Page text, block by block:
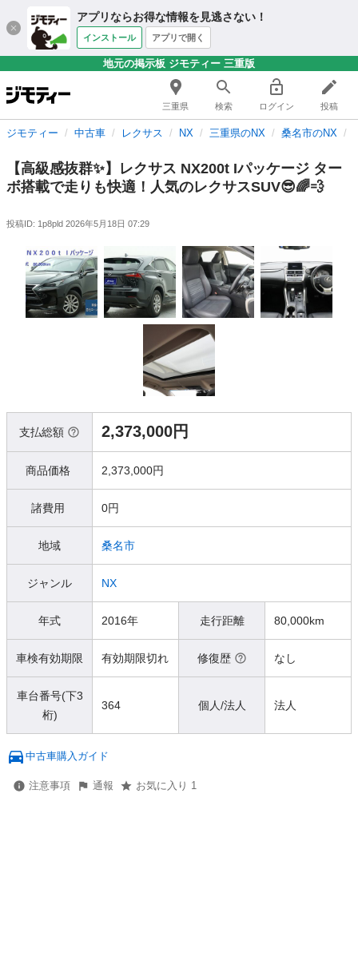
アプリならお得な情報を見逃さない！
インストール アプリで開く
地元の掲示板 ジモティー 三重版
三重県 検索 ログイン 投稿
ジモティー 中古車 レクサス NX 三重県のNX 桑名市のNX
【高級感抜群✨】レクサス NX200t Iパッケージ ター
ボ搭載で走りも快適！人気のレクサスSUV😎🌈💨
投稿ID: 1p8pld 2026年5月18日 07:29
支払総額 2,373,000円
商品価格 2,373,000円
諸費用 0円
地域 桑名市
ジャンル NX
年式 2016年 走行距離 80,000km
車検有効期限 有効期限切れ 修復歴 なし
車台番号(下3
桁)
364 個人/法人 法人
中古車購入ガイド
注意事項 通報 お気に入り 1